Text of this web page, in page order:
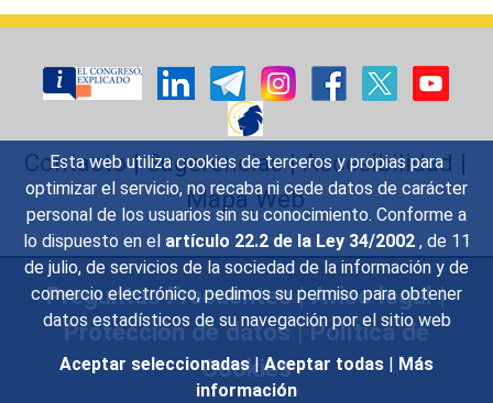
Esta web utiliza cookies de terceros y propias para
optimizar el servicio, no recaba ni cede datos de carácter
personal de los usuarios sin su conocimiento. Conforme a
lo dispuesto en el artículo 22.2 de la Ley 34/2002 , de 11
de julio, de servicios de la sociedad de la información y de
comercio electrónico, pedimos su permiso para obtener
datos estadísticos de su navegación por el sitio web
Aceptar seleccionadas | Aceptar todas | Más
información
Contacto|Sugerencias|Accesibilidad |
Mapa Web
Preguntas Frecuentes|Aviso legal|
Protección de datos|Política de
Cookies